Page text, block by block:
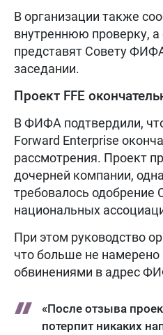
В организации также
внутреннюю проверку, а
представят Совету
заседании.
Проект FFE
В ФИФА подтвердили,
Forward Enterprise
рассмотрения. Проект
дочерней компании,
требовалось
национальных
При этом руководство
что больше не намерено
обвинениями в адрес
«После отзыва
потерпит никаких